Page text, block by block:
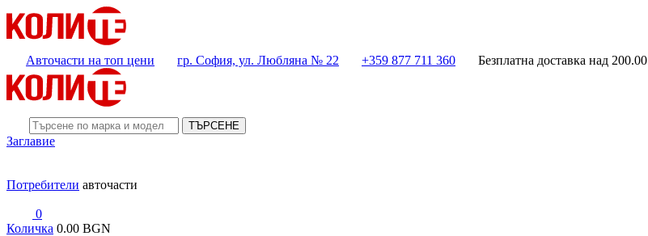
Авточасти на топ цени гр. София, ул. Любляна № 22 +359 877 711 360 Безплатна доставка над 200.00
ТЪРСЕНЕ
Заглавие
Потребители авточасти
0
Количка 0.00 BGN